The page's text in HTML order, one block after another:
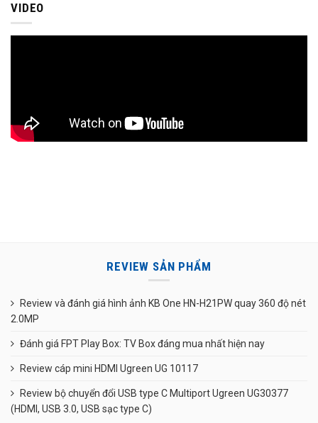
VIDEO
REVIEW SẢN PHẨM
Review và đánh giá hình ảnh KB One HN-H21PW quay 360 độ nét
2.0MP
Đánh giá FPT Play Box: TV Box đáng mua nhất hiện nay
Review cáp mini HDMI Ugreen UG 10117
Review bộ chuyển đổi USB type C Multiport Ugreen UG30377
(HDMI, USB 3.0, USB sạc type C)